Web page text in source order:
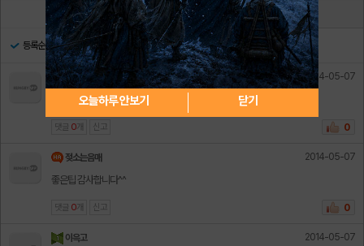
댓글12 댓글쓰기
등록순 최신순 댓글많은순
니꺼보다크지 2014-05-07
많이 해서 죽다 보면 패턴이 익혀지더라구여ㅎ
댓글 0 개 신고 0
젖소는음매 2014-05-07
좋은팁 감사합니다^^
댓글 0 개 신고 0
이윽고 2014-05-07
오늘하루 안보기 닫기